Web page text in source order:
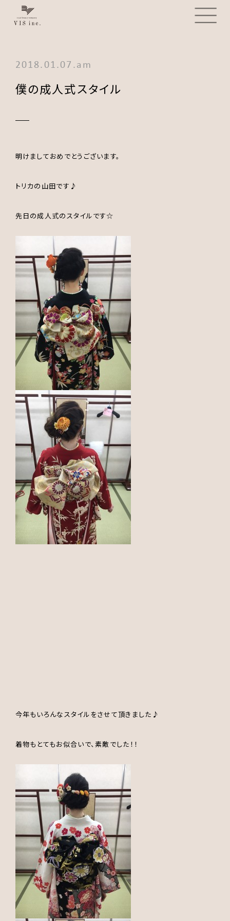
2018.01.07.am
僕の成人式スタイル
明けましておめでとうございます。
トリカの山田です♪
先日の成人式のスタイルです☆
今年もいろんなスタイルをさせて頂きました♪
着物もとてもお似合いで、素敵でした！！